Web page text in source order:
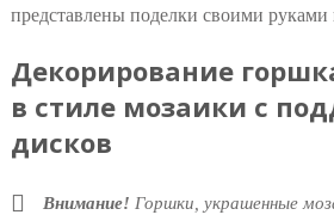
представлены поделки своими руками
Декорирование
в стиле мозаики с
дисков
Внимание! Горшки, украшенные